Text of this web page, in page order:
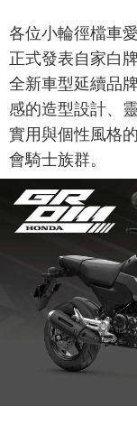
各位小輪徑檔車
正式發表自家白
全新車型延續品
感的造型設計、
實用與個性風格
會騎士族群。